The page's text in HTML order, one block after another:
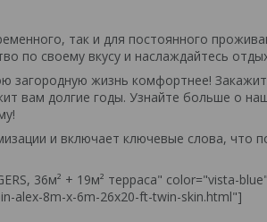
так и для постоянного
по своему вкусу и наслаждайтесь
загородную жизнь комфортнее!
вам долгие годы. Узнайте больше о
и включает ключевые слова, что
36м² + 19м² терраса" color="vista-
alex-8m-x-6m-26x20-ft-twin-skin.html"]